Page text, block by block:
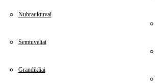
Nubrauktuvai
Semtuvėliai
Grandikliai